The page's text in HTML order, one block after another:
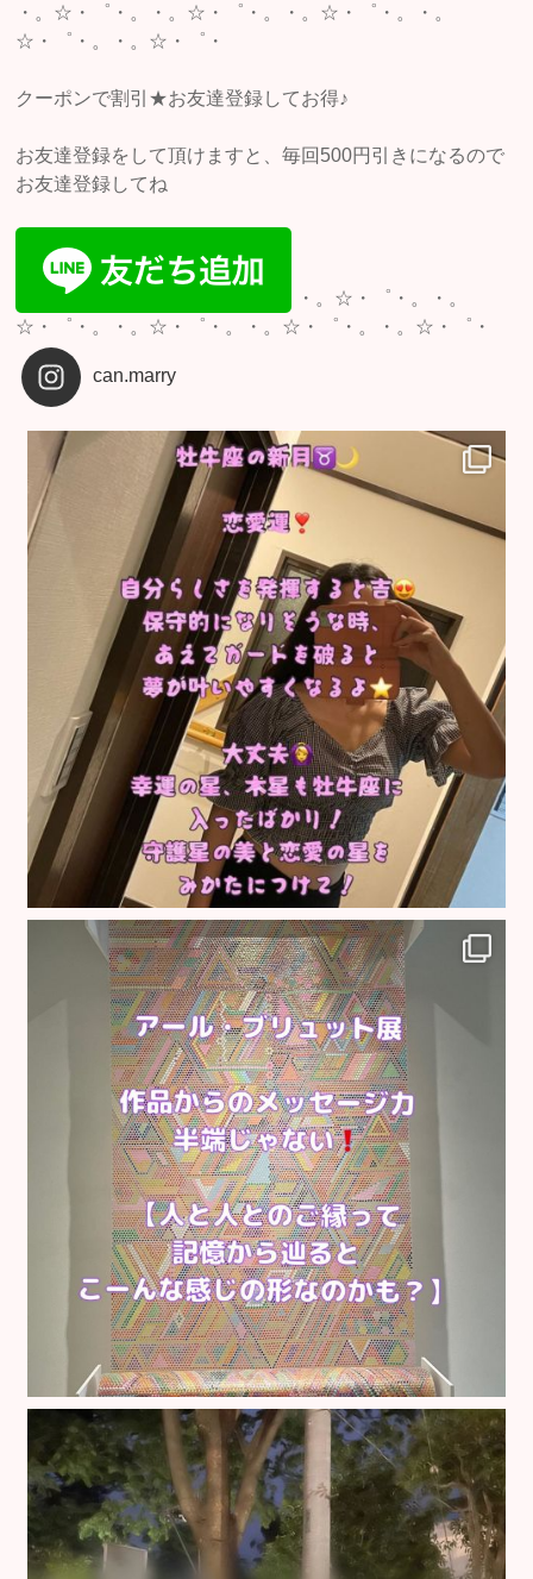
・。☆・゜・。・。☆・゜・。・。☆・゜・。・。
☆・゜・。・。☆・゜・
クーポンで割引★お友達登録してお得♪
お友達登録をして頂けますと、毎回500円引きになるので
お友達登録してね
・。☆・゜・。・。
☆・゜・。・。☆・゜・。・。☆・゜・。・。☆・゜・
can.marry